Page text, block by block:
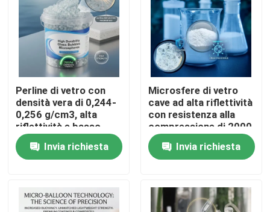
Casa
Mostra VR
Perline di vetro con
densità vera di 0,244-
0,256 g/cm3, alta
riflettività e basso
assorbimento di
umidità per
applicazioni industriali
Invia richiesta
Microsfere di vetro
cave ad alta riflettività
con resistenza alla
compressione di 2000
psi e basso contenuto
di umidità per
applicazioni industriali
Invia richiesta